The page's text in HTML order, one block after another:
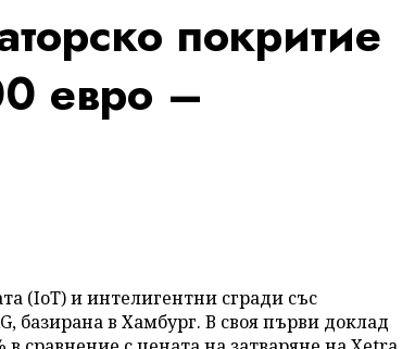
покритие
евро –
(IoT) и интелигентни сгради със
базирана в Хамбург. В своя първи доклад